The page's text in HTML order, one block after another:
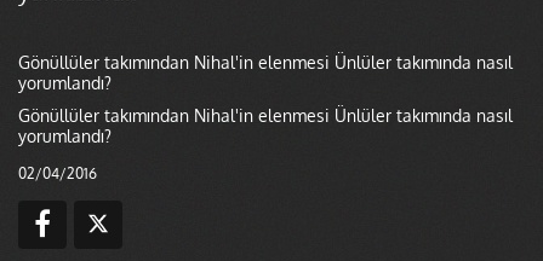
Gönüllüler takımından Nihal'in elenmesi Ünlüler takımında nasıl
yorumlandı?
Gönüllüler takımından Nihal'in elenmesi Ünlüler takımında nasıl
yorumlandı?
02/04/2016